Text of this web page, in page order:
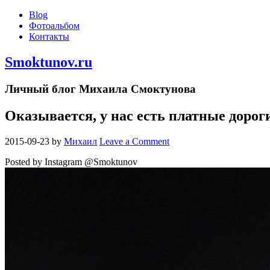
Blog
Фотоальбом
Контакты
Smoktunov.ru
Личный блог Михаила Смоктунова
Оказывается, у нас есть платные
2015-09-23 by Михаил Leave a Comment
Posted by Instagram @Smoktunov